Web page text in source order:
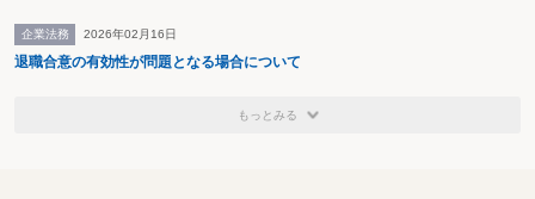
企業法務 2026年02月16日
退職合意の有効性が問題となる場合について
もっとみる